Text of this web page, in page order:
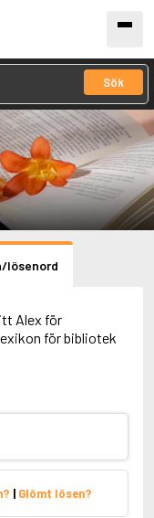
Sök
lösenord
Alex för
för bibliotek
| Glömt lösen?